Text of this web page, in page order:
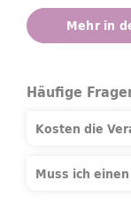
Mehr in
Häufige
Kosten die
Muss ich